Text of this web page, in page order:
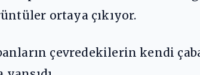
ortaya çıkıyor.
çevredekilerin kendi